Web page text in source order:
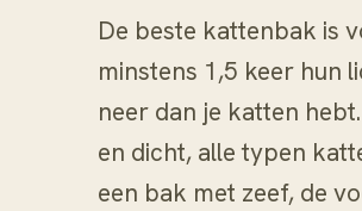
De beste kattenbak is
minstens 1,5 keer hun
neer dan je katten
en dicht, alle typen
een bak met zeef, de